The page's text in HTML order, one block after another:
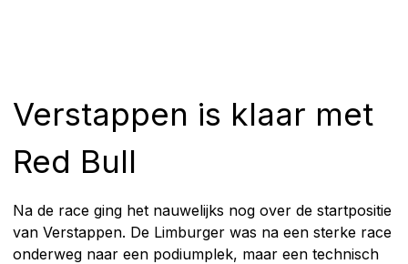
Verstappen is klaar met
Red Bull
Na de race ging het nauwelijks nog over de startpositie
van Verstappen. De Limburger was na een sterke race
onderweg naar een podiumplek, maar een technisch